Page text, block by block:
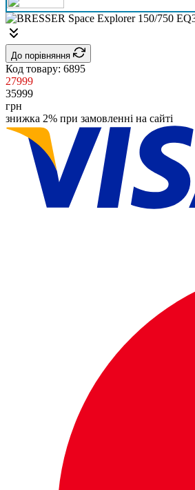
До порівняння
Код товару: 6895
27999
35999
грн
знижка 2% при замовленні на сайті